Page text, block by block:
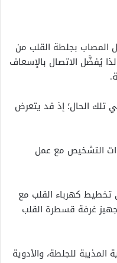
المصاب بجلطة القلب من
يُفضَّل الاتصال بالإسعاف
تلك الحال؛ إذ قد يتعرض
التشخيص مع عمل
كهرباء القلب مع
غرفة قسطرة القلب
للجلطة، والأدوية